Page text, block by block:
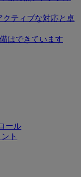
クティブな対応と卓
はできています
ール
ト